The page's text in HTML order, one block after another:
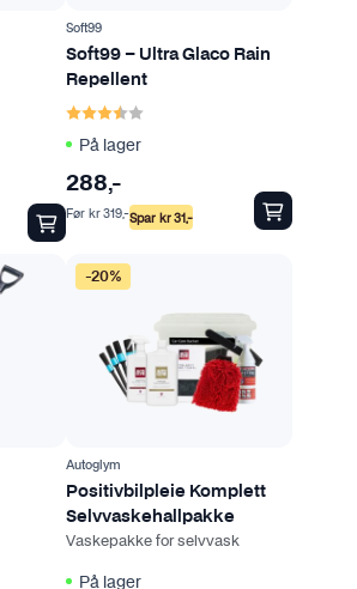
Soft99
Soft99 – Ultra Glaco Rain
Repellent
Karakter:
På lager
288,-
Spar kr31,-
Før kr319,-
-20%
Autoglym
Positivbilpleie Komplett
Selvvaskehallpakke
Vaskepakke for selvvask
På lager